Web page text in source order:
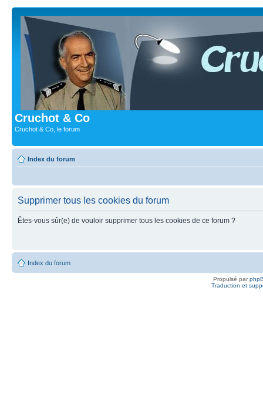
Cruchot & Co
Cruchot & Co, le forum
Index du forum
Supprimer tous les cookies du forum
Êtes-vous sûr(e) de vouloir supprimer tous les cookies de ce forum ?
Index du forum
Propulsé par
Traduction et